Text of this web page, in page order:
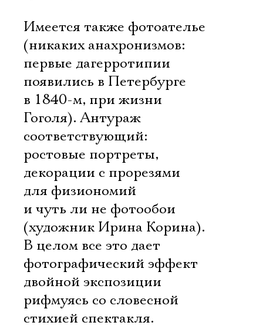
Имеется также фотоателье
(никаких анахронизмов:
первые дагерротипии
появились в Петербурге
в 1840-м, при жизни
Гоголя). Антураж
соответствующий:
ростовые портреты,
декорации с прорезями
для физиономий
и чуть ли не фотообои
(художник Ирина Корина).
В целом все это дает
фотографический эффект
двойной экспозиции 
рифмуясь со словесной
стихией спектакля.